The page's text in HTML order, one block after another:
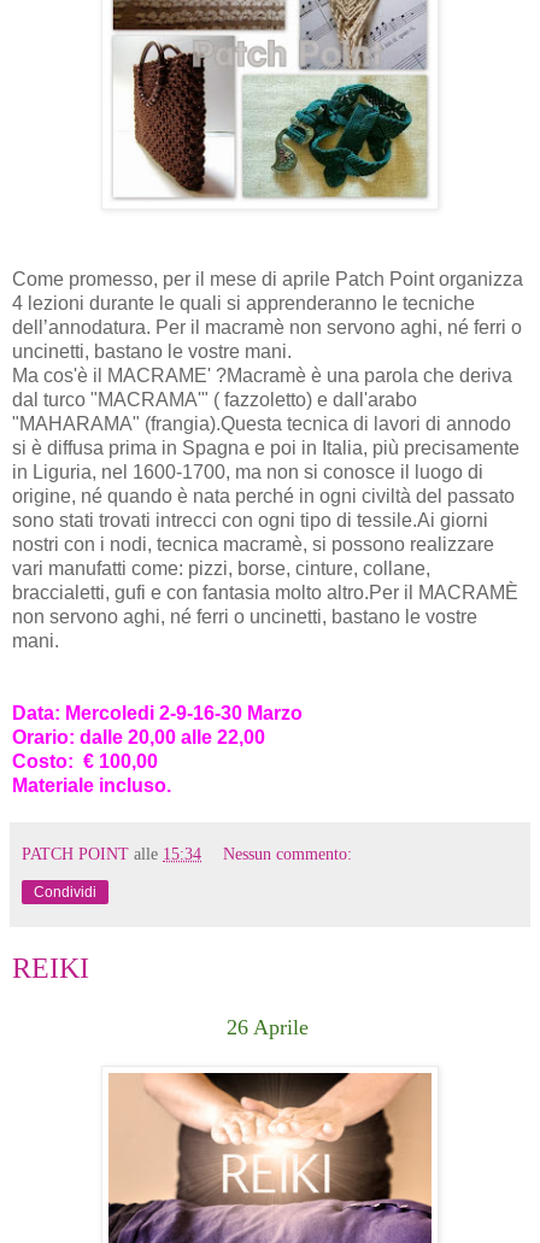
Come promesso, per il mese di aprile Patch Point organizza
4 lezioni durante le quali si apprenderanno le tecniche
dell’annodatura. Per il macramè non servono aghi, né ferri o
uncinetti, bastano le vostre mani.
Ma cos'è il MACRAME' ?Macramè è una parola che deriva
dal turco "MACRAMA'" ( fazzoletto) e dall'arabo
"MAHARAMA" (frangia).Questa tecnica di lavori di annodo
si è diffusa prima in Spagna e poi in Italia, più precisamente
in Liguria, nel 1600-1700, ma non si conosce il luogo di
origine, né quando è nata perché in ogni civiltà del passato
sono stati trovati intrecci con ogni tipo di tessile.Ai giorni
nostri con i nodi, tecnica macramè, si possono realizzare
vari manufatti come: pizzi, borse, cinture, collane,
braccialetti, gufi e con fantasia molto altro.Per il MACRAMÈ
non servono aghi, né ferri o uncinetti, bastano le vostre
mani.
Data: Mercoledi 2-9-16-30 Marzo
Orario: dalle 20,00 alle 22,00
Costo: € 100,00
Materiale incluso.
PATCH POINT alle 15:34 Nessun commento:
Condividi
REIKI
26 Aprile